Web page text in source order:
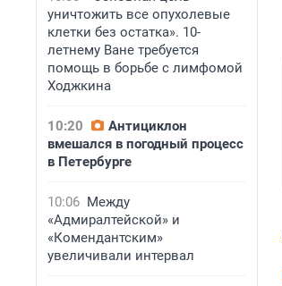
уничтожить все опухолевые
клетки без остатка». 10-
летнему Ване требуется
помощь в борьбе с лимфомой
Ходжкина
10:20
Антициклон
вмешался в погодный процесс
в Петербурге
10:06 Между
«Адмиралтейской» и
«Комендантским»
увеличивали интервал